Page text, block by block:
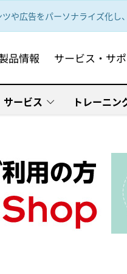
や広告をパーソナライズ化
品情報 サービス・サ
サービス トレーニン